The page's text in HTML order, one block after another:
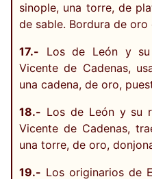
sinople, una torre, de
de sable. Bordura de oro
17.- Los de León y su
Vicente de Cadenas,
una cadena, de oro,
18.- Los de León y su
Vicente de Cadenas,
una torre, de oro,
19.- Los originarios de